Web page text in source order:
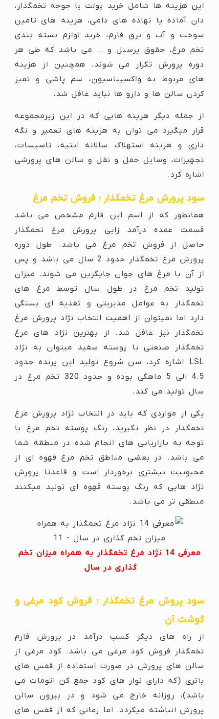
این هزینه ها شامل خرید پولت یا جوجه تخمگذار،
دان آماده یا نهاده های دامی، هزینه های تامین
سوخت و آب و برق فارم، خرید لوازم بسته بندی
تخم مرغ، حقوق پرسنل و … می باشد که طی هر
دوره پرورش تکرار می شوند. همچنین از هزینه
های مربوط به واکسیناسیون، سم پاشی و تمیز
کردن سالن ها و دارو ها نباید غافل شد.
از جمله دیگر هزینه هایی که در این زیرمجموعه
قرار میگیرد می توان به هزینه های تعمیر و نگه
داری و هزینه استهلاک سالانه ابنیه، تاسیسات،
تجهیزات، وسایل حمل و نقل و سالن های پرورشی
اشاره کرد.
سود پرورش مرغ تخمگذار : فروش تخم مرغ
همانطور که از اسم این فارم مشخص می باشد
قسمت عمده درآمد زایی پرورش مرغ تخمگذار
حاصل از فروش تخم مرغ می باشد. طول دوره
پرورش مرغ تخمگذار حدود 2 سال می باشد و پس
از آن با مرغ های جوان جایگزین می شوند. میزان
تولید تخم مرغ در طول سال توسط مرغ های
تخمگذار به عوامل مدیریتی و تغذیه ای بستگی
دارد اما نمیتوان از اهمیت انتخاب نژاد پرورش مرغ
تخمگذار نیز غافل شد. از بهترین نژاد های مرغ
تخمگذار صنعتی با پوسته سفید میتوان به نژاد
LSL اشاره کرد، سن شروع تولید این پرنده حدود
4.5 الی 5 ماهگی بوده و حدود 320 تخم مرغ در
سال تولید می کند.
یکی از مواردی که باید در انتخاب نژاد پرورش مرغ
تخمگذار در نظر بگیرید، رنگ پوسته تخم مرغ با
توجه به بازاریابی های انجام شده در منطقه شما
می باشد. در بعضی مناطق تخم مرغ قهوه ای از
محبوبیت بیشتری برخوردار است و قاعدتا پرورش
نژاد هایی که رنگ پوسته قهوه ای تولید میکنند
منطقی تر می باشد.
معرفی 14 نژاد مرغ تخمگذار به همراه میزان تخم
گذاری در سال
سود پروش مرغ تخمگذار : فروش کود مرغی و
گوشت آن
از راه های دیگر کسب درآمد در پرورش فارم
تخمگذار فروش کود مرغی می باشد. کود مرغی از
سالن های پرورش در صورت استفاده از قفس های
باتری (که دارای نوار های کود جمع کن اتومات می
باشد)، روزانه خارج می شود و در بیرون سالن
پرورش انباشته میگردد. اما زمانی که از قفس های